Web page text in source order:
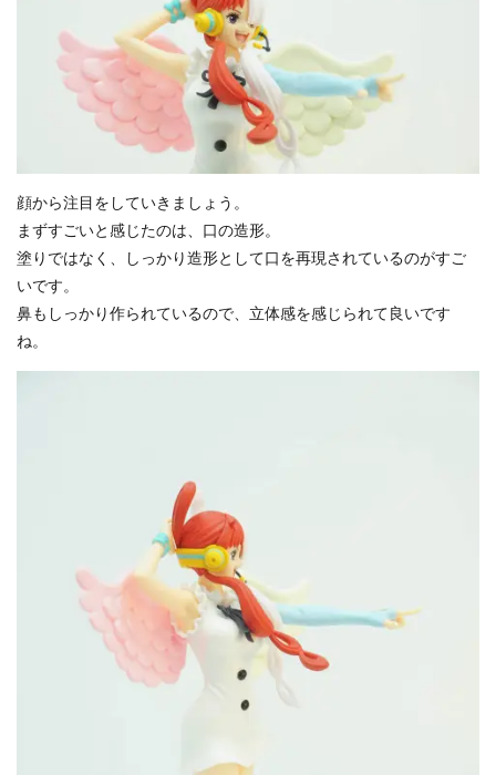
顔から注目をしていきましょう。
まずすごいと感じたのは、口の造形。
塗りではなく、しっかり造形として口を再現されているのがすご
いです。
鼻もしっかり作られているので、立体感を感じられて良いです
ね。